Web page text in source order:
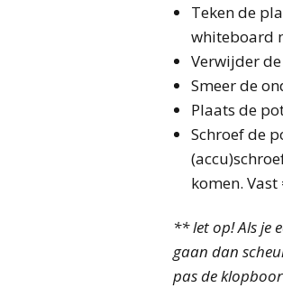
Teken de
whiteboard
Verwijder
Smeer de
Plaats de
Schroef de
komen.
** let op! Als je
gaan dan
pas de